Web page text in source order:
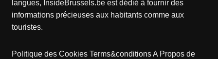
langues, InsideBrussels.be est dédié à fournir des
informations précieuses aux habitants comme aux
touristes.
Politique des Cookies Terms&conditionsA Propos de